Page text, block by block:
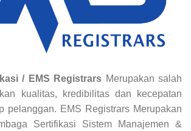
/ EMS Registrars Merupakan salah
kualitas, kredibilitas dan kecepatan
pelanggan. EMS Registrars Merupakan
Sertifikasi Sistem Manajemen &